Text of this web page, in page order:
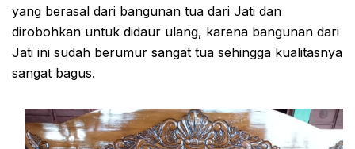
yang berasal dari bangunan tua dari Jati dan
dirobohkan untuk didaur ulang, karena bangunan dari
Jati ini sudah berumur sangat tua sehingga kualitasnya
sangat bagus.